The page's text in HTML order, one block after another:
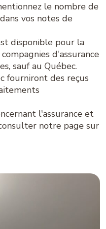
le nombre de
vos notes de
disponible pour la
d'assurance
sauf au Québec.
fourniront des reçus
l'assurance et
notre page sur